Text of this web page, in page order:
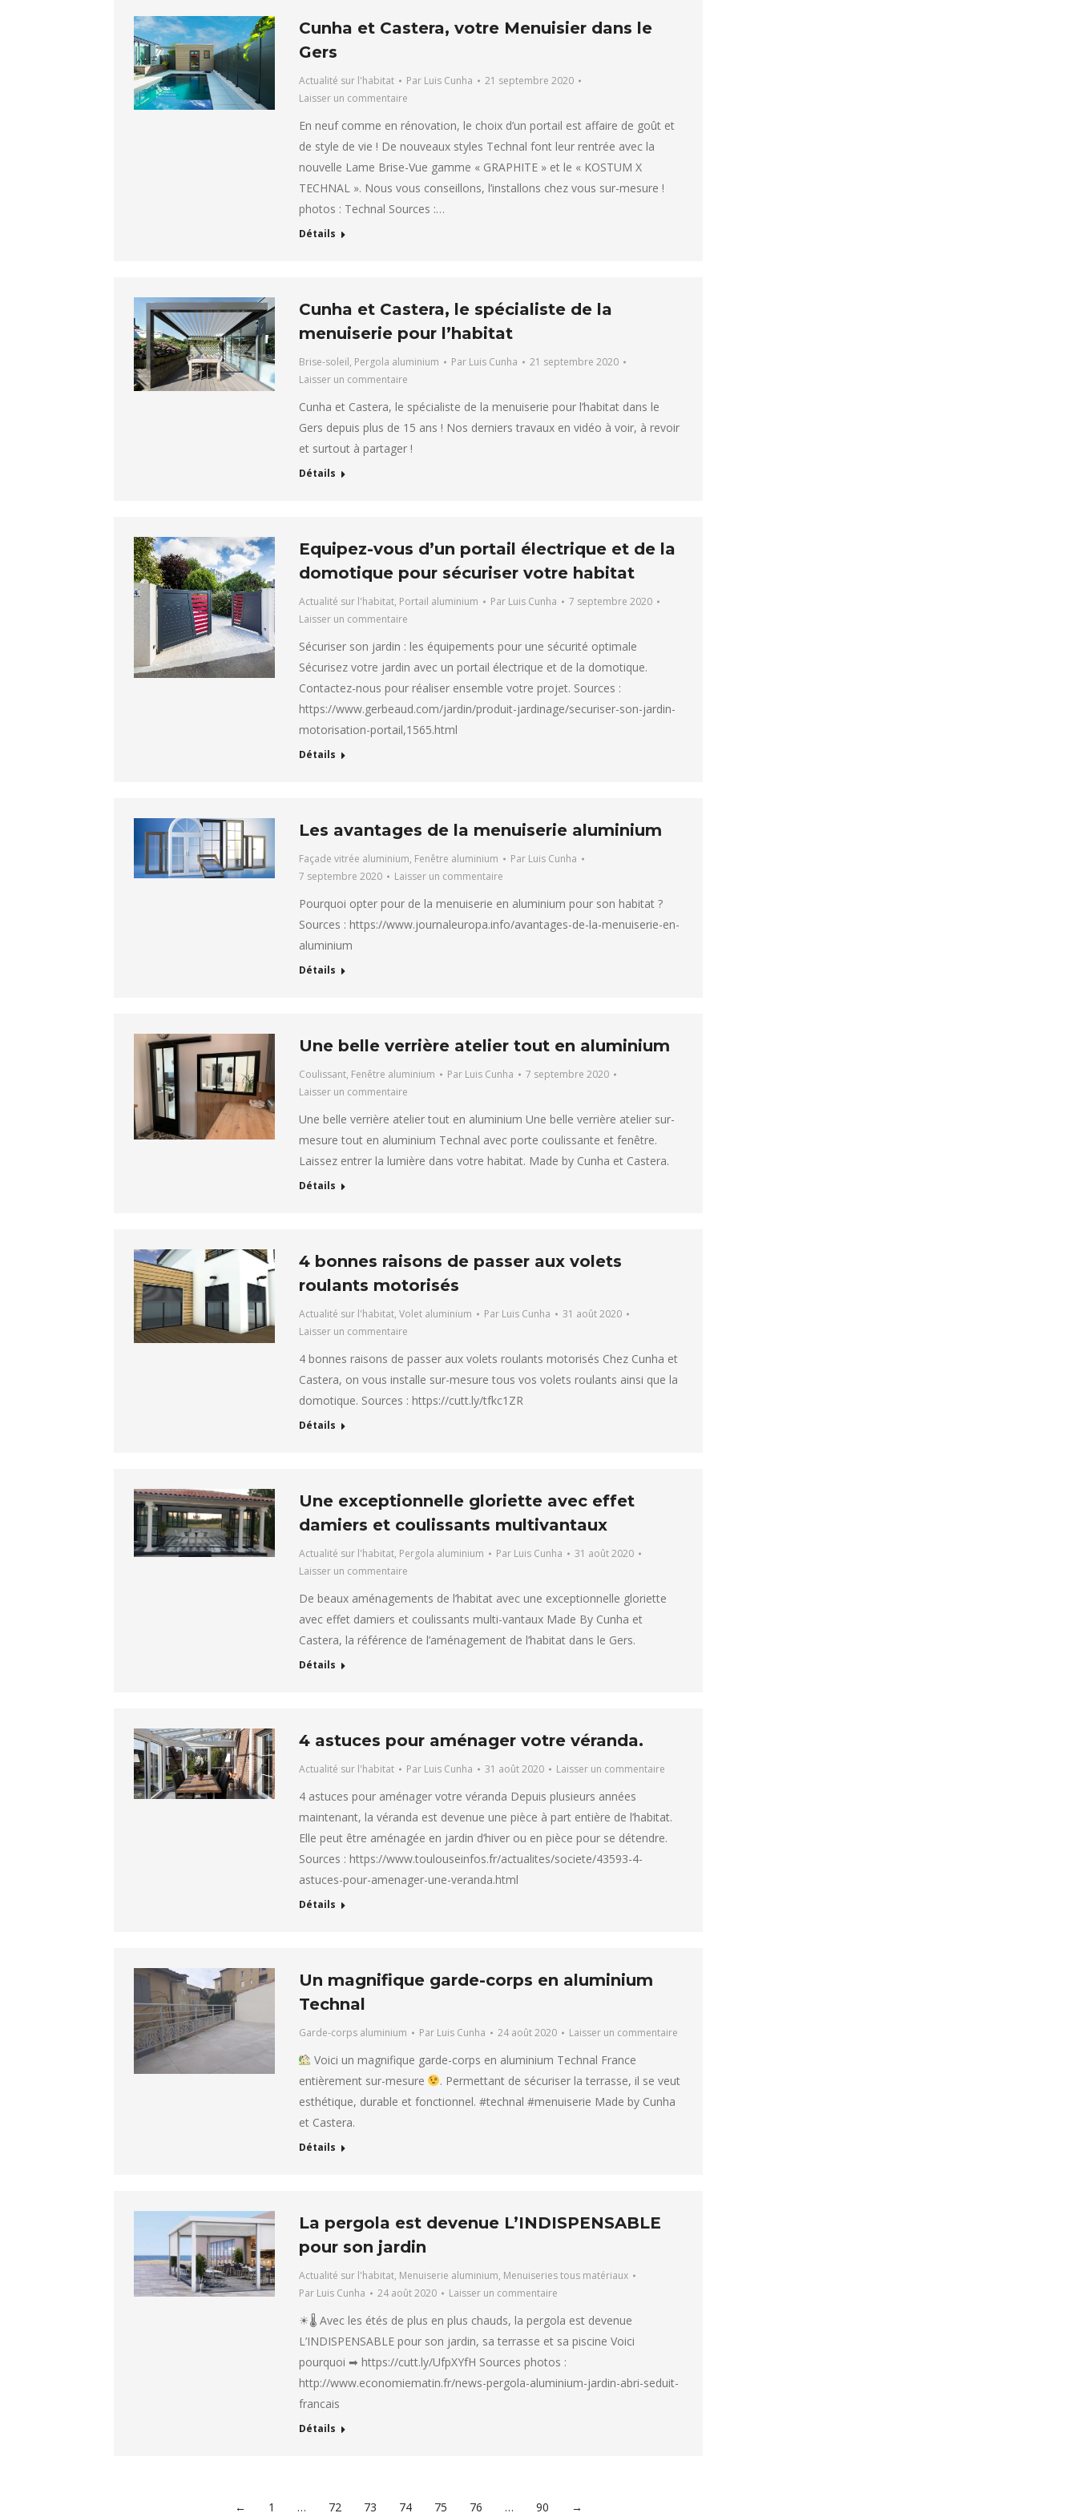
Cunha et Castera, votre Menuisier dans le
Gers
Actualité sur l'habitat Par Luis Cunha
21 septembre 2020
Laisser un commentaire
En neuf comme en rénovation, le choix d’un portail est affaire de goût et
de style de vie ! De nouveaux styles Technal font leur rentrée avec la
nouvelle Lame Brise-Vue gamme « GRAPHITE » et le « KOSTUM X
TECHNAL ». Nous vous conseillons, l’installons chez vous sur-mesure !
photos : Technal Sources :…
Détails
Cunha et Castera, le spécialiste de la
menuiserie pour l’habitat
Brise-soleil, Pergola aluminium Par Luis Cunha
21 septembre 2020
Laisser un commentaire
Cunha et Castera, le spécialiste de la menuiserie pour l’habitat dans le
Gers depuis plus de 15 ans ! Nos derniers travaux en vidéo à voir, à revoir
et surtout à partager !
Détails
Equipez-vous d’un portail électrique et de la
domotique pour sécuriser votre habitat
Actualité sur l'habitat, Portail aluminium Par Luis Cunha
7 septembre 2020
Laisser un commentaire
Sécuriser son jardin : les équipements pour une sécurité optimale
Sécurisez votre jardin avec un portail électrique et de la domotique.
Contactez-nous pour réaliser ensemble votre projet. Sources :
https://www.gerbeaud.com/jardin/produit-jardinage/securiser-son-jardin-
motorisation-portail,1565.html
Détails
Les avantages de la menuiserie aluminium
Façade vitrée aluminium, Fenêtre aluminium Par Luis Cunha
7 septembre 2020
Laisser un commentaire
Pourquoi opter pour de la menuiserie en aluminium pour son habitat ?
Sources : https://www.journaleuropa.info/avantages-de-la-menuiserie-en-
aluminium
Détails
Une belle verrière atelier tout en aluminium
Coulissant, Fenêtre aluminium Par Luis Cunha
7 septembre 2020
Laisser un commentaire
Une belle verrière atelier tout en aluminium Une belle verrière atelier sur-
mesure tout en aluminium Technal avec porte coulissante et fenêtre.
Laissez entrer la lumière dans votre habitat. Made by Cunha et Castera.
Détails
4 bonnes raisons de passer aux volets
roulants motorisés
Actualité sur l'habitat, Volet aluminium Par Luis Cunha
31 août 2020
Laisser un commentaire
4 bonnes raisons de passer aux volets roulants motorisés Chez Cunha et
Castera, on vous installe sur-mesure tous vos volets roulants ainsi que la
domotique. Sources : https://cutt.ly/tfkc1ZR
Détails
Une exceptionnelle gloriette avec effet
damiers et coulissants multivantaux
Actualité sur l'habitat, Pergola aluminium Par Luis Cunha
31 août 2020
Laisser un commentaire
De beaux aménagements de l’habitat avec une exceptionnelle gloriette
avec effet damiers et coulissants multi-vantaux Made By Cunha et
Castera, la référence de l’aménagement de l’habitat dans le Gers.
Détails
4 astuces pour aménager votre véranda.
Actualité sur l'habitat Par Luis Cunha 31 août 2020 Laisser un commentaire
4 astuces pour aménager votre véranda Depuis plusieurs années
maintenant, la véranda est devenue une pièce à part entière de l’habitat.
Elle peut être aménagée en jardin d’hiver ou en pièce pour se détendre.
Sources : https://www.toulouseinfos.fr/actualites/societe/43593-4-
astuces-pour-amenager-une-veranda.html
Détails
Un magnifique garde-corps en aluminium
Technal
Garde-corps aluminium Par Luis Cunha 24 août 2020 Laisser un commentaire
Voici un magnifique garde-corps en aluminium Technal France
entièrement sur-mesure
. Permettant de sécuriser la terrasse, il se veut
esthétique, durable et fonctionnel. #technal #menuiserie Made by Cunha
et Castera.
Détails
La pergola est devenue L’INDISPENSABLE
pour son jardin
Actualité sur l'habitat, Menuiserie aluminium, Menuiseries tous matériaux
Par Luis Cunha 24 août 2020 Laisser un commentaire
☀🌡 Avec les étés de plus en plus chauds, la pergola est devenue
L’INDISPENSABLE pour son jardin, sa terrasse et sa piscine Voici
pourquoi ➡ https://cutt.ly/UfpXYfH Sources photos :
http://www.economiematin.fr/news-pergola-aluminium-jardin-abri-seduit-
francais
Détails
← 1 … 72 73 74 75 76 … 90 →